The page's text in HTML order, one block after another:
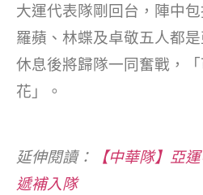
大運代表隊剛回台，陣中
羅蘋、林蝶及卓敬五人都
休息後將歸隊一同奮戰，
花」。
延伸閱讀：
【中華隊】亞
遞補入隊